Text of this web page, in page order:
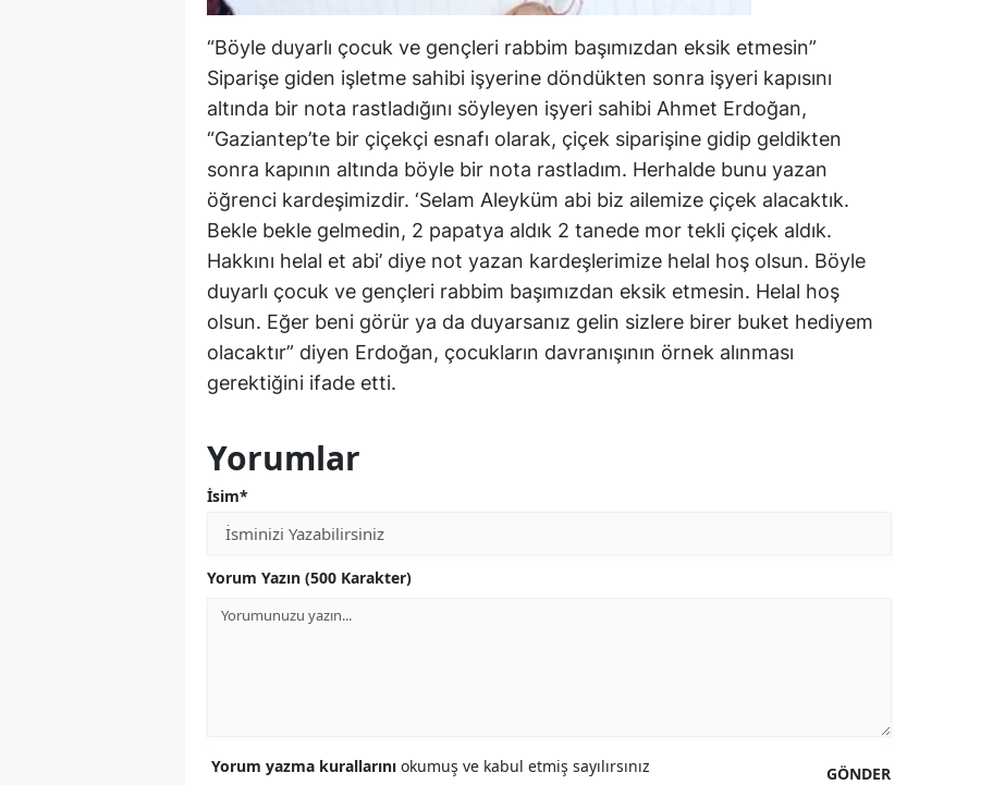
“Böyle duyarlı çocuk ve gençleri rabbim başımızdan eksik etmesin”
Siparişe giden işletme sahibi işyerine döndükten sonra işyeri kapısını
altında bir nota rastladığını söyleyen işyeri sahibi Ahmet Erdoğan,
“Gaziantep’te bir çiçekçi esnafı olarak, çiçek siparişine gidip geldikten
sonra kapının altında böyle bir nota rastladım. Herhalde bunu yazan
öğrenci kardeşimizdir. ‘Selam Aleyküm abi biz ailemize çiçek alacaktık.
Bekle bekle gelmedin, 2 papatya aldık 2 tanede mor tekli çiçek aldık.
Hakkını helal et abi’ diye not yazan kardeşlerimize helal hoş olsun. Böyle
duyarlı çocuk ve gençleri rabbim başımızdan eksik etmesin. Helal hoş
olsun. Eğer beni görür ya da duyarsanız gelin sizlere birer buket hediyem
olacaktır” diyen Erdoğan, çocukların davranışının örnek alınması
gerektiğini ifade etti.
Yorumlar
İsim*
Yorum Yazın (500 Karakter)
GÖNDER
Yorum yazma kurallarını okumuş ve kabul etmiş sayılırsınız